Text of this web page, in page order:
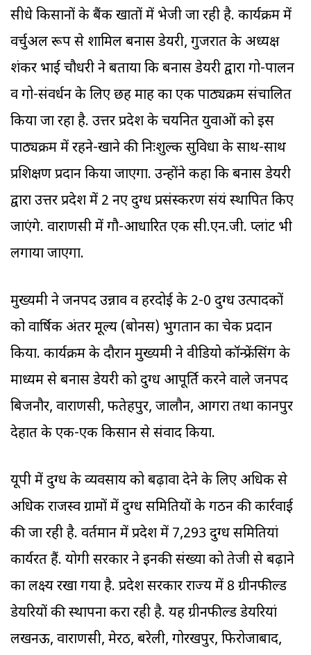
सीधे किसानों के बैंक खातों में भेजी जा रही है. कार्यक्रम में
वर्चुअल रूप से शामिल बनास डेयरी, गुजरात के अध्यक्ष
शंकर भाई चौधरी ने बताया कि बनास डेयरी द्वारा गो-पालन
व गो-संवर्धन के लिए छह माह का एक पाठ्यक्रम संचालित
किया जा रहा है. उत्तर प्रदेश के चयनित युवाओं को इस
पाठ्यक्रम में रहने-खाने की निःशुल्क सुविधा के साथ-साथ
प्रशिक्षण प्रदान किया जाएगा. उन्होंने कहा कि बनास डेयरी
द्वारा उत्तर प्रदेश में 2 नए दुग्ध प्रसंस्करण संयंत्र स्थापित किए
जाएंगे. वाराणसी में गौ-आधारित एक सी.एन.जी. प्लांट भी
लगाया जाएगा.
मुख्यमंत्री ने जनपद उन्नाव व हरदोई के 2-0 दुग्ध उत्पादकों
को वार्षिक अंतर मूल्य (बोनस) भुगतान का चेक प्रदान
किया. कार्यक्रम के दौरान मुख्यमंत्री ने वीडियो कॉन्फ्रेंसिंग के
माध्यम से बनास डेयरी को दुग्ध आपूर्ति करने वाले जनपद
बिजनौर, वाराणसी, फतेहपुर, जालौन, आगरा तथा कानपुर
देहात के एक-एक किसान से संवाद किया.
यूपी में दुग्ध के व्यवसाय को बढ़ावा देने के लिए अधिक से
अधिक राजस्व ग्रामों में दुग्ध समितियों के गठन की कार्रवाई
की जा रही है. वर्तमान में प्रदेश में 7,293 दुग्ध समितियां
कार्यरत हैं. योगी सरकार ने इनकी संख्या को तेजी से बढ़ाने
का लक्ष्य रखा गया है. प्रदेश सरकार राज्य में 8 ग्रीनफील्ड
डेयरियों की स्थापना करा रही है. यह ग्रीनफील्ड डेयरियां
लखनऊ, वाराणसी, मेरठ, बरेली, गोरखपुर, फिरोजाबाद,